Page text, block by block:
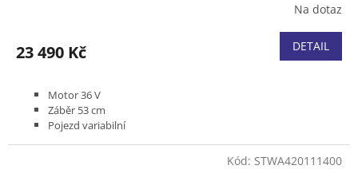
Na dotaz
23 490 Kč DETAIL
Motor 36 V
Záběr 53 cm
Pojezd variabilní
Kód: STWA420111400